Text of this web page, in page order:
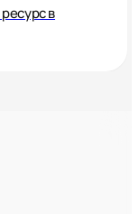
в